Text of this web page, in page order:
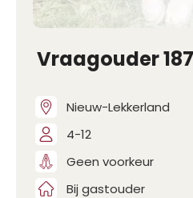
Vraagouder
Nieuw-Lekkerland
4-12
Geen voorkeur
Bij gastouder